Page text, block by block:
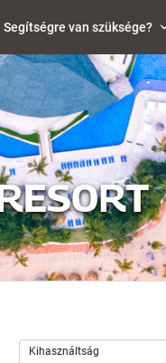
Segítségre van szüksége?
Kihasználtság
Kihasználtság